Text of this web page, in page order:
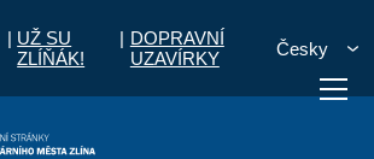
| UŽ SU
ZLÍŇÁK!
| DOPRAVNÍ
UZAVÍRKY
Česky